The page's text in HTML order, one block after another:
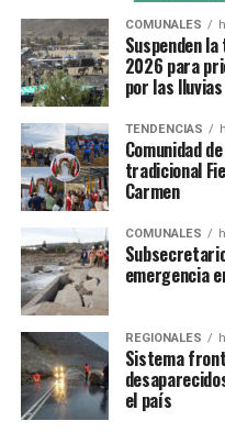
COMUNALES
Suspenden
2026 para
por las lluvias
TENDENCIAS
Comunidad
tradicional
Carmen
COMUNALES
emergencia
REGIONALES
Sistema
el país